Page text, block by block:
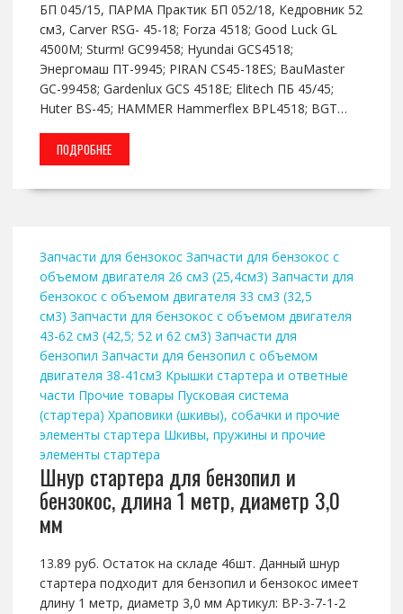
БП 045/15, ПАРМА Практик БП 052/18, Кедровник 52
см3, Carver RSG- 45-18; Forza 4518; Good Luck GL
4500M; Sturm! GC99458; Hyundai GCS4518;
Энергомаш ПТ-9945; PIRAN CS45-18ES; BauMaster
GC-99458; Gardenlux GCS 4518E; Elitech ПБ 45/45;
Huter BS-45; HAMMER Hammerflex BPL4518; BGT…
ПОДРОБНЕЕ
Запчасти для бензокос Запчасти для бензокос с
объемом двигателя 26 см3 (25,4см3) Запчасти для
бензокос с объемом двигателя 33 см3 (32,5
см3) Запчасти для бензокос с объемом двигателя
43-62 см3 (42,5; 52 и 62 см3) Запчасти для
бензопил Запчасти для бензопил с объемом
двигателя 38-41см3 Крышки стартера и ответные
части Прочие товары Пусковая система
(стартера) Храповики (шкивы), собачки и прочие
элементы стартера Шкивы, пружины и прочие
элементы стартера
Шнур стартера для бензопил и
бензокос, длина 1 метр, диаметр 3,0
мм
13.89 руб. Остаток на складе 46шт. Данный шнур
стартера подходит для бензопил и бензокос имеет
длину 1 метр, диаметр 3,0 мм Артикул: BP-3-7-1-2